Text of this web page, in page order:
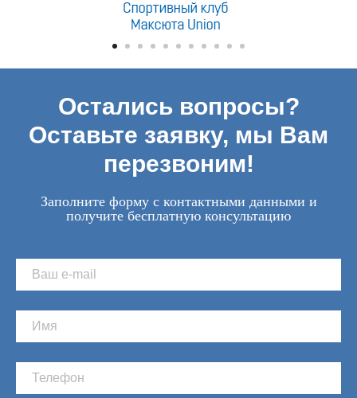
Остались вопросы?
Оставьте заявку, мы Вам
перезвоним!
Заполните форму с контактными данными и
получите бесплатную консультацию